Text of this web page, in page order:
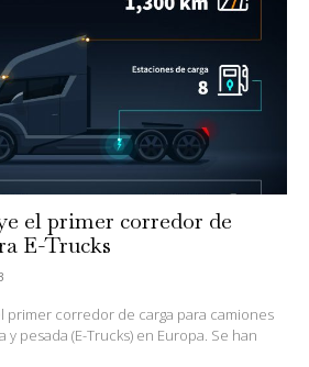
el primer corredor de
E-Trucks
primer corredor de carga para camiones
pesada (E-Trucks) en Europa. Se han